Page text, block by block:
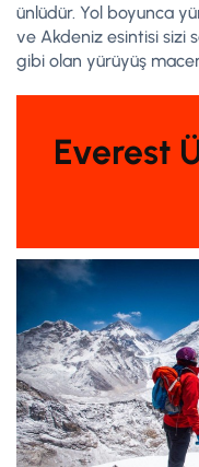
ünlüdür. Yol boyunca
ve Akdeniz esintisi sizi
gibi olan yürüyüş
Everest